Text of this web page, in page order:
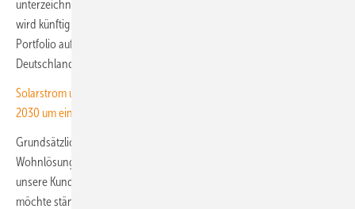
unterzeichnet. Das familiengeführte Hausbauunternehmen aus Berlin
wird künftig das Konzept der Null-Energiekosten-Häuser in ihr
Portfolio aufnehmen und Häuser nach dem Octopus-Konzept in
Deutschland bauen.
Solarstrom und Flexibilisierung im Netz senken die Strompreise bis
2030 um ein Viertel
Grundsätzliches Ziel des Konzepts ist es, eine kostenautarke
Wohnlösungen für alle zugänglich zu machen. „Wir wollen, dass es für
unsere Kund:innen einfach ist“, betont Bastian Gierull. „Kaum jemand
möchte ständig den Energieverbrauch seines Hauses managen. Das